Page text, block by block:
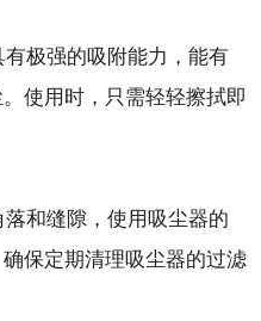
极强的吸附能力，能有
使用时，只需轻轻擦拭即
和缝隙，使用吸尘器的
保定期清理吸尘器的过滤